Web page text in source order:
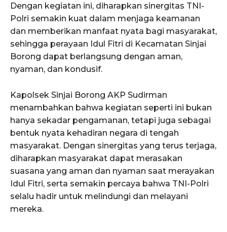
Dengan kegiatan ini, diharapkan sinergitas TNI-
Polri semakin kuat dalam menjaga keamanan
dan memberikan manfaat nyata bagi masyarakat,
sehingga perayaan Idul Fitri di Kecamatan Sinjai
Borong dapat berlangsung dengan aman,
nyaman, dan kondusif.
Kapolsek Sinjai Borong AKP Sudirman
menambahkan bahwa kegiatan seperti ini bukan
hanya sekadar pengamanan, tetapi juga sebagai
bentuk nyata kehadiran negara di tengah
masyarakat. Dengan sinergitas yang terus terjaga,
diharapkan masyarakat dapat merasakan
suasana yang aman dan nyaman saat merayakan
Idul Fitri, serta semakin percaya bahwa TNI-Polri
selalu hadir untuk melindungi dan melayani
mereka.